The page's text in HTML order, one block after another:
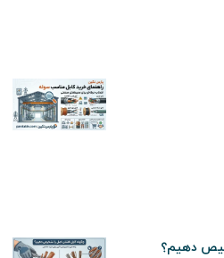
دهیم؟